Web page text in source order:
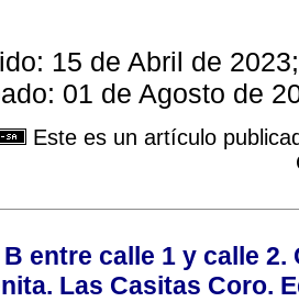
15 de Abril de
01 de Agosto de
Este es un artículo
entre calle 1 y calle
Las Casitas Coro.